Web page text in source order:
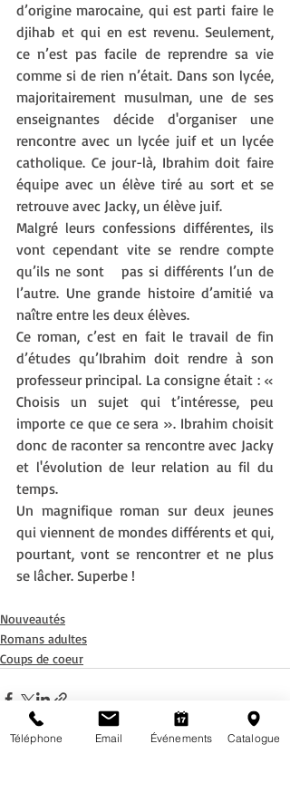
d’origine marocaine, qui est parti faire le
djihab et qui en est revenu. Seulement,
ce n’est pas facile de reprendre sa vie
comme si de rien n’était. Dans son lycée,
majoritairement musulman, une de ses
enseignantes décide d'organiser une
rencontre avec un lycée juif et un lycée
catholique. Ce jour-là, Ibrahim doit faire
équipe avec un élève tiré au sort et se
retrouve avec Jacky, un élève juif.
Malgré leurs confessions différentes, ils
vont cependant vite se rendre compte
qu’ils ne sont   pas si différents l’un de
l’autre. Une grande histoire d’amitié va
naître entre les deux élèves.
Ce roman, c’est en fait le travail de fin
d’études qu’Ibrahim doit rendre à son
professeur principal. La consigne était : «
Choisis un sujet qui t’intéresse, peu
importe ce que ce sera ». Ibrahim choisit
donc de raconter sa rencontre avec Jacky
et l'évolution de leur relation au fil du
temps.
Un magnifique roman sur deux jeunes
qui viennent de mondes différents et qui,
pourtant, vont se rencontrer et ne plus
se lâcher. Superbe !
Nouveautés
Romans adultes
Coups de coeur
Téléphone Email Événements Catalogue